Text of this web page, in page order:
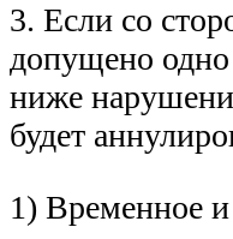
3. Если со
допущено
ниже
будет
1) Временное